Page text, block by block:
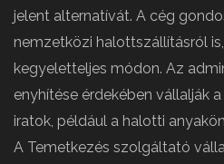
jelent alternatívát. A cég
nemzetközi halottszállításról
kegyeletteljes módon. Az
enyhítése érdekében vállalják
iratok, például a halotti
A Temetkezés szolgáltató